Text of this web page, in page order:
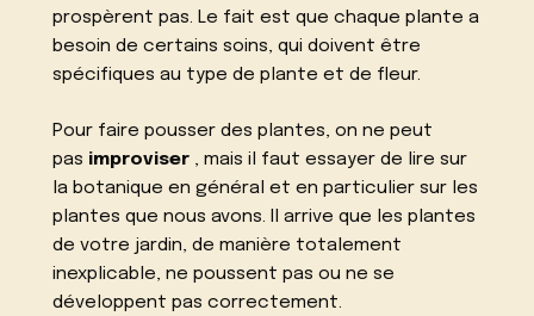
prospèrent pas. Le fait est que chaque plante a
besoin de certains soins, qui doivent être
spécifiques au type de plante et de fleur.
Pour faire pousser des plantes, on ne peut
pas improviser , mais il faut essayer de lire sur
la botanique en général et en particulier sur les
plantes que nous avons. Il arrive que les plantes
de votre jardin, de manière totalement
inexplicable, ne poussent pas ou ne se
développent pas correctement.